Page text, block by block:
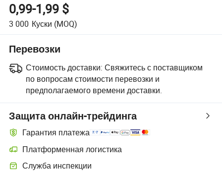
0,99-1,99 $
3 000 Куски (MOQ)
Перевозки
Стоимость доставки: Свяжитесь с поставщиком
по вопросам стоимости перевозки и
предполагаемого времени доставки.
Защита онлайн-трейдинга
Гарантия платежа
Платформенная логистика
Служба инспекции